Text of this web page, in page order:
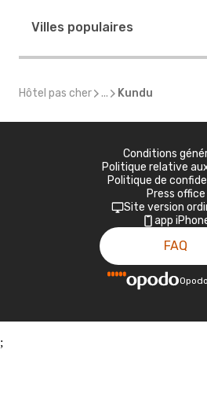
Villes populaires
Hôtel pas cher ... Kundu
Conditions
Politique relative
Politique de
Press office
Site version
app
FAQ
Opodo
;